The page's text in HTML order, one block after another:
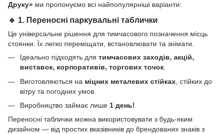
Друку» ми пропонуємо всі найпопулярніші варіанти:
🔹 1. Переносні паркувальні таблички
Це універсальне рішення для тимчасового позначення місць
стоянки. Їх легко переміщати, встановлювати та знімати.
Ідеально підходять для тимчасових заходів, акцій,
виставок, корпоративів, торгових точок.
Виготовляються на міцних металевих стійках , стійких до
вітру та погодних умов.
Виробництво займає лише 1 день!
Переносні таблички можна використовувати з будь-яким
дизайном — від простих вказівників до брендованих знаків з